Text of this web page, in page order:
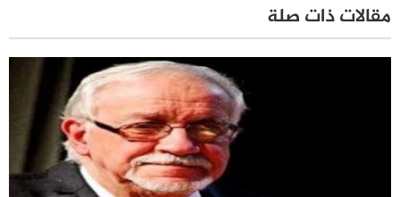
مقالات ذات صلة